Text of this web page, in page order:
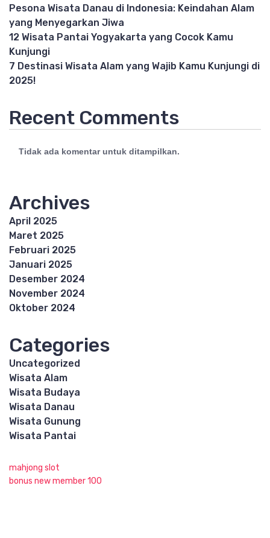
Pesona Wisata Danau di Indonesia: Keindahan Alam
yang Menyegarkan Jiwa
12 Wisata Pantai Yogyakarta yang Cocok Kamu
Kunjungi
7 Destinasi Wisata Alam yang Wajib Kamu Kunjungi di
2025!
Recent Comments
Tidak ada komentar untuk ditampilkan.
Archives
April 2025
Maret 2025
Februari 2025
Januari 2025
Desember 2024
November 2024
Oktober 2024
Categories
Uncategorized
Wisata Alam
Wisata Budaya
Wisata Danau
Wisata Gunung
Wisata Pantai
mahjong slot
bonus new member 100